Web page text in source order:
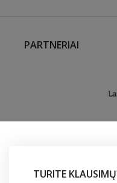
PARTNERIAI
TURITE